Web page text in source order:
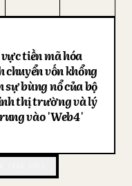
tiền mã hóa
chuyển vốn khổng
bùng nổ của bộ
thị trường và lý
vào 'Web4'